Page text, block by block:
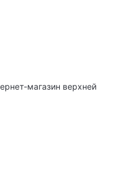
магазин верхней